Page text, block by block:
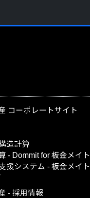
コーポレートサイト
造計算
- Dommit for 板金メイト
援システム - 板金メイト
- 採用情報